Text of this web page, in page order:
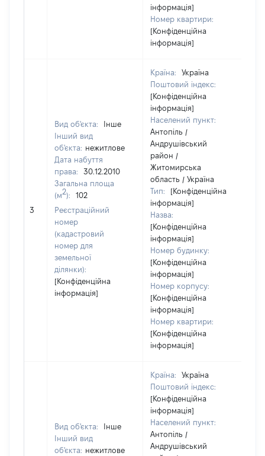
інформація]
Номер квартири:
[Конфіденційна
інформація]
3
Вид об'єкта:
Інше
Інший вид
об'єкта: нежитлове
Дата набуття
права:
30.12.2010
Загальна площа
(м2):
102
Реєстраційний
номер
(кадастровий
номер для
земельної
ділянки):
[Конфіденційна
інформація]
Країна:
Україна
Поштовий індекс:
[Конфіденційна
інформація]
Населений пункт:
Антопіль /
Андрушівський
район /
Житомирська
область / Україна
Тип:
[Конфіденційна
інформація]
Назва:
[Конфіденційна
інформація]
Номер будинку:
[Конфіденційна
інформація]
Номер корпусу:
[Конфіденційна
інформація]
Номер квартири:
[Конфіденційна
інформація]
Вид об'єкта:
Інше
Інший вид
об'єкта: нежитлове
Країна:
Україна
Поштовий індекс:
[Конфіденційна
інформація]
Населений пункт:
Антопіль /
Андрушівський